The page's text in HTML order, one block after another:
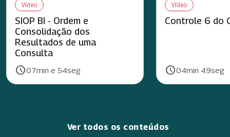
Vídeo
SIOP BI - Ordem e
Consolidação dos
Resultados de uma
Consulta
Duração:
schedule07min e 54seg
Vídeo
Controle 6 do
Duração:
schedule04min 49seg
Ver todos os conteúdos